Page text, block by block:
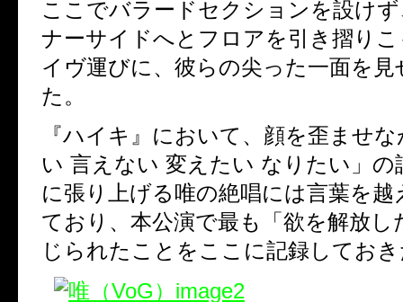
ここでバラードセクションを設け
ナーサイドへとフロアを引き摺り
イヴ運びに、彼らの尖った一面を
た。
『ハイキ』において、顔を歪ませ
い 言えない 変えたい なりたい」の
に張り上げる唯の絶唱には言葉を越
ており、 本公演で最も「欲を解放し
じられたことをここに記録してお